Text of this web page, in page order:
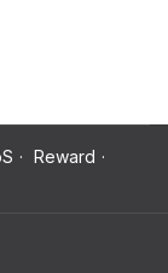
Reward